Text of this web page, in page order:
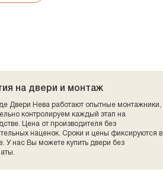
на двери и монтаж
Двери Нева работают опытные монтажники,
контролируем каждый этап на
Цена от производителя без
наценок. Сроки и цены фиксируются в
У нас Вы можете купить двери без